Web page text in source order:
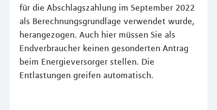
für die Abschlagszahlung im September 2022
als Berechnungsgrundlage verwendet wurde,
herangezogen. Auch hier müssen Sie als
Endverbraucher keinen gesonderten Antrag
beim Energieversorger stellen. Die
Entlastungen greifen automatisch.